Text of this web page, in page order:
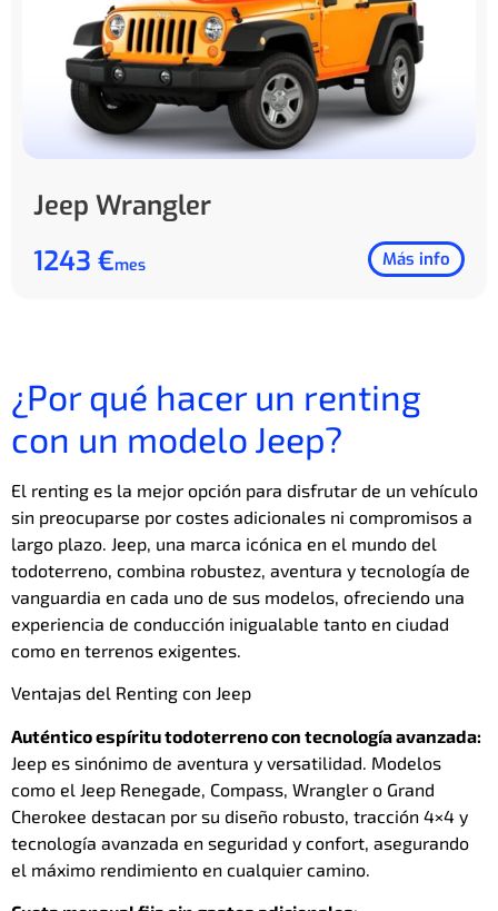
Jeep Wrangler
1243 €mes Más info
¿Por qué hacer un renting
con un modelo Jeep?
El renting es la mejor opción para disfrutar de un vehículo
sin preocuparse por costes adicionales ni compromisos a
largo plazo. Jeep, una marca icónica en el mundo del
todoterreno, combina robustez, aventura y tecnología de
vanguardia en cada uno de sus modelos, ofreciendo una
experiencia de conducción inigualable tanto en ciudad
como en terrenos exigentes.
Ventajas del Renting con Jeep
Auténtico espíritu todoterreno con tecnología avanzada:
Jeep es sinónimo de aventura y versatilidad. Modelos
como el Jeep Renegade, Compass, Wrangler o Grand
Cherokee destacan por su diseño robusto, tracción 4×4 y
tecnología avanzada en seguridad y confort, asegurando
el máximo rendimiento en cualquier camino.